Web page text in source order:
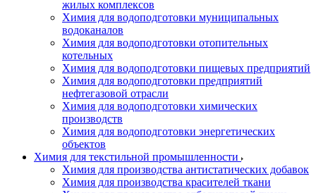
жилых комплексов
Химия для водоподготовки муниципальных
водоканалов
Химия для водоподготовки отопительных
котельных
Химия для водоподготовки пищевых предприятий
Химия для водоподготовки предприятий
нефтегазовой отрасли
Химия для водоподготовки химических
производств
Химия для водоподготовки энергетических
объектов
Химия для текстильной промышленности
Химия для производства антистатических добавок
Химия для производства красителей ткани